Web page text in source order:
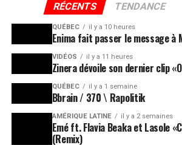
RÉCENTS TENDANCE
QUÉBEC il y a 10 heures
Enima fait passer le message à
VIDÉOS il y a 11 heures
Zinera dévoile son dernier clip
QUÉBEC il y a 1 semaine
Bbrain / 370 \ Rapolitik
AMÉRIQUE LATINE il y a 2 semaines
Emé ft. Flavia Beaka et Lasole
(Remix)